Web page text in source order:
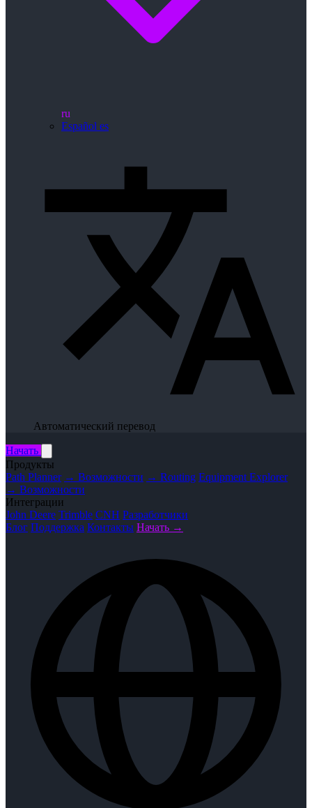
ru
Español es
Автоматический перевод
Начать
Продукты
Path Planner → Возможности → Routing Equipment Explorer
→ Возможности
Интеграции
John Deere Trimble CNH Разработчики
Блог Поддержка Контакты Начать →